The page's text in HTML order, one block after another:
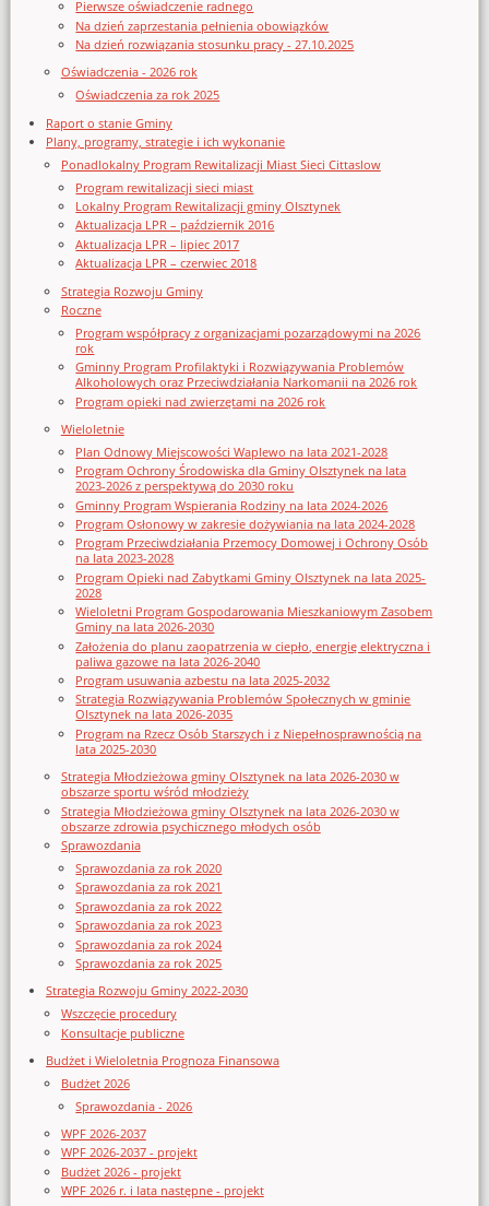
Pierwsze oświadczenie radnego
Na dzień zaprzestania pełnienia obowiązków
Na dzień rozwiązania stosunku pracy - 27.10.2025
Oświadczenia - 2026 rok
Oświadczenia za rok 2025
Raport o stanie Gminy
Plany, programy, strategie i ich wykonanie
Ponadlokalny Program Rewitalizacji Miast Sieci Cittaslow
Program rewitalizacji sieci miast
Lokalny Program Rewitalizacji gminy Olsztynek
Aktualizacja LPR – październik 2016
Aktualizacja LPR – lipiec 2017
Aktualizacja LPR – czerwiec 2018
Strategia Rozwoju Gminy
Roczne
Program współpracy z organizacjami pozarządowymi na 2026
rok
Gminny Program Profilaktyki i Rozwiązywania Problemów
Alkoholowych oraz Przeciwdziałania Narkomanii na 2026 rok
Program opieki nad zwierzętami na 2026 rok
Wieloletnie
Plan Odnowy Miejscowości Waplewo na lata 2021-2028
Program Ochrony Środowiska dla Gminy Olsztynek na lata
2023-2026 z perspektywą do 2030 roku
Gminny Program Wspierania Rodziny na lata 2024-2026
Program Osłonowy w zakresie dożywiania na lata 2024-2028
Program Przeciwdziałania Przemocy Domowej i Ochrony Osób
na lata 2023-2028
Program Opieki nad Zabytkami Gminy Olsztynek na lata 2025-
2028
Wieloletni Program Gospodarowania Mieszkaniowym Zasobem
Gminy na lata 2026-2030
Założenia do planu zaopatrzenia w ciepło, energię elektryczna i
paliwa gazowe na lata 2026-2040
Program usuwania azbestu na lata 2025-2032
Strategia Rozwiązywania Problemów Społecznych w gminie
Olsztynek na lata 2026-2035
Program na Rzecz Osób Starszych i z Niepełnosprawnością na
lata 2025-2030
Strategia Młodzieżowa gminy Olsztynek na lata 2026-2030 w
obszarze sportu wśród młodzieży
Strategia Młodzieżowa gminy Olsztynek na lata 2026-2030 w
obszarze zdrowia psychicznego młodych osób
Sprawozdania
Sprawozdania za rok 2020
Sprawozdania za rok 2021
Sprawozdania za rok 2022
Sprawozdania za rok 2023
Sprawozdania za rok 2024
Sprawozdania za rok 2025
Strategia Rozwoju Gminy 2022-2030
Wszczęcie procedury
Konsultacje publiczne
Budżet i Wieloletnia Prognoza Finansowa
Budżet 2026
Sprawozdania - 2026
WPF 2026-2037
WPF 2026-2037 - projekt
Budżet 2026 - projekt
WPF 2026 r. i lata następne - projekt